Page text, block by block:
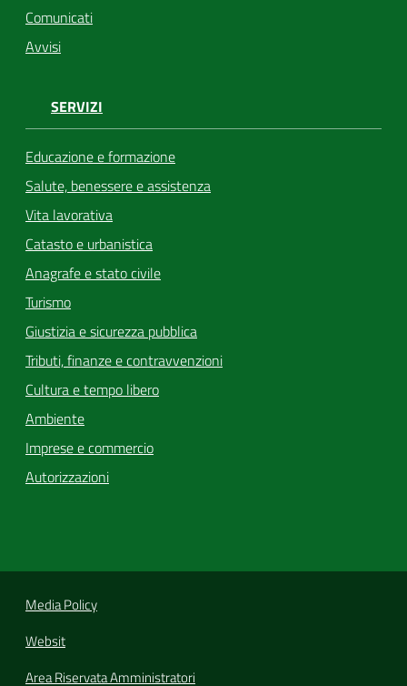
Comunicati
Avvisi
SERVIZI
Educazione e formazione
Salute, benessere e assistenza
Vita lavorativa
Catasto e urbanistica
Anagrafe e stato civile
Turismo
Giustizia e sicurezza pubblica
Tributi, finanze e contravvenzioni
Cultura e tempo libero
Ambiente
Imprese e commercio
Autorizzazioni
Media Policy
Websit
Area Riservata Amministratori